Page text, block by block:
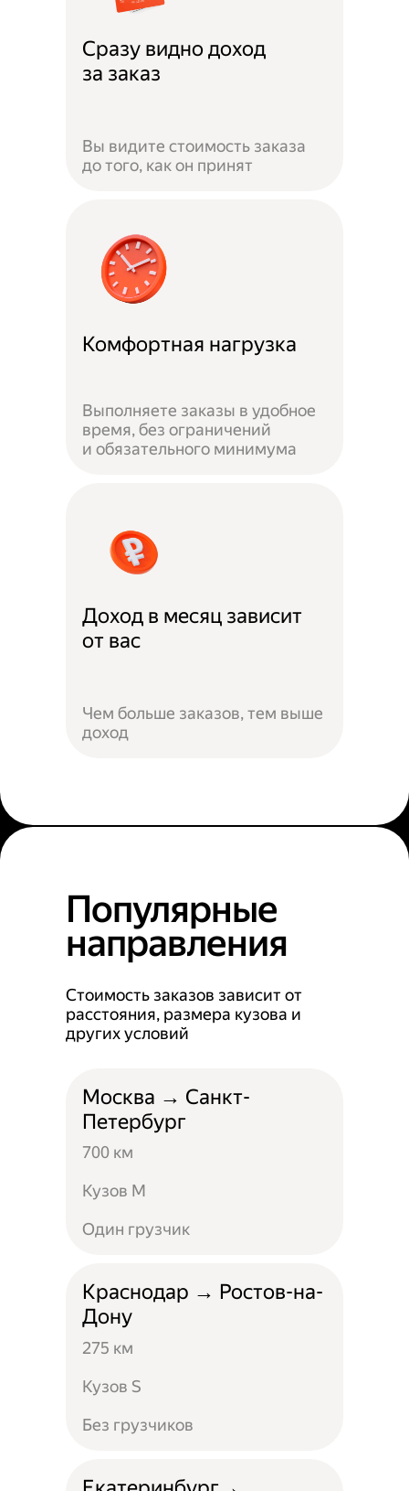
Сразу видно доход
за заказ
Вы видите стоимость заказа
до того, как он принят
Комфортная нагрузка
Выполняете заказы в удобное
время, без ограничений
и обязательного минимума
Доход в месяц зависит
от вас
Чем больше заказов, тем выше
доход
Популярные
направления
Стоимость заказов зависит от
расстояния, размера кузова и
других условий
Москва → Санкт-
Петербург
700 км
Кузов M
Один грузчик
Краснодар → Ростов-на-
Дону
275 км
Кузов S
Без грузчиков